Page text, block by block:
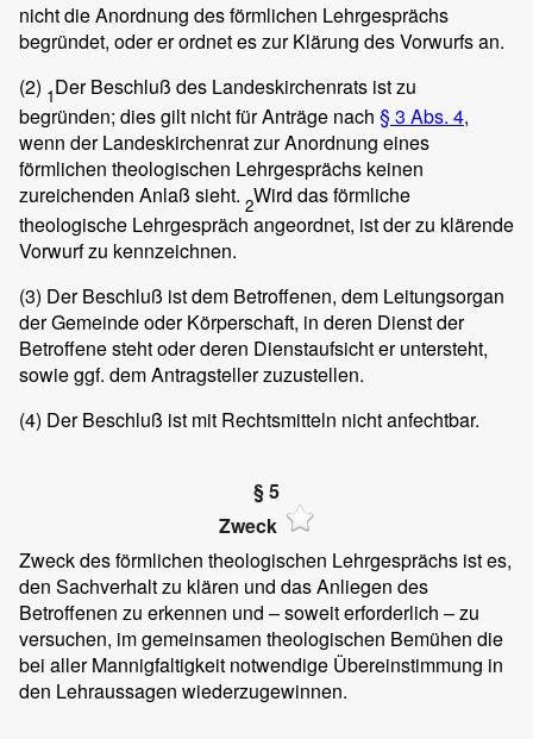
nicht die Anordnung des förmlichen Lehrgesprächs
begründet, oder er ordnet es zur Klärung des Vorwurfs an.
(2) 1Der Beschluß des Landeskirchenrats ist zu
begründen; dies gilt nicht für Anträge nach § 3 Abs. 4,
wenn der Landeskirchenrat zur Anordnung eines
förmlichen theologischen Lehrgesprächs keinen
zureichenden Anlaß sieht. 2Wird das förmliche
theologische Lehrgespräch angeordnet, ist der zu klärende
Vorwurf zu kennzeichnen.
(3) Der Beschluß ist dem Betroffenen, dem Leitungsorgan
der Gemeinde oder Körperschaft, in deren Dienst der
Betroffene steht oder deren Dienstaufsicht er untersteht,
sowie ggf. dem Antragsteller zuzustellen.
(4) Der Beschluß ist mit Rechtsmitteln nicht anfechtbar.
§ 5
Zweck
Zweck des förmlichen theologischen Lehrgesprächs ist es,
den Sachverhalt zu klären und das Anliegen des
Betroffenen zu erkennen und – soweit erforderlich – zu
versuchen, im gemeinsamen theologischen Bemühen die
bei aller Mannigfaltigkeit notwendige Übereinstimmung in
den Lehraussagen wiederzugewinnen.